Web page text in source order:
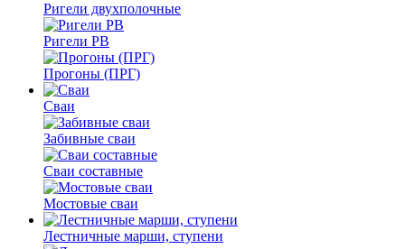
Ригели двухполочные
Ригели РВ
Прогоны (ПРГ)
Сваи
Забивные сваи
Сваи составные
Мостовые сваи
Лестничные марши, ступени